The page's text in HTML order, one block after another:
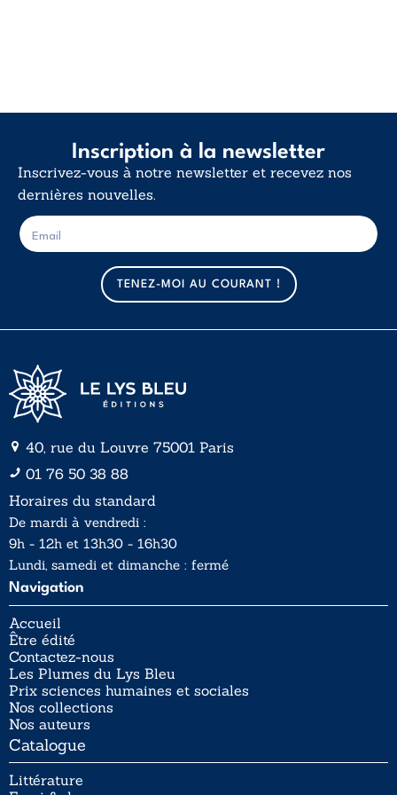
Inscription à la newsletter
Inscrivez-vous à notre newsletter et recevez nos
dernières nouvelles.
m
a
i
l
E
-
m
TENEZ-MOI AU COURANT !
40, rue du Louvre 75001 Paris
01 76 50 38 88
Horaires du standard
De mardi à vendredi :
9h - 12h et 13h30 - 16h30
Lundi, samedi et dimanche : fermé
Navigation
Accueil
Être édité
Contactez-nous
Les Plumes du Lys Bleu
Prix sciences humaines et sociales
Nos collections
Nos auteurs
Catalogue
Littérature